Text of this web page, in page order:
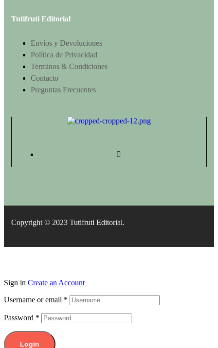
Tutifruti Editorial
Envíos y Devoluciones
Política de Privacidad
Terminos & Condiciones
Contacto
Preguntas Frecuentes
Copyright © 2023 Tutifruti Editorial.
Sign in Create an Account
Username or email *
Password *
Login